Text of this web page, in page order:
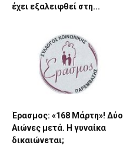
έχει εξαλειφθεί στη...
Έρασμος: «168 Μάρτη»! Δύο
Αιώνες μετά. Η γυναίκα
δικαιώνεται;